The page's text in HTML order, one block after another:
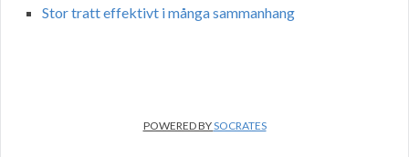
Stor tratt effektivt i många sammanhang
POWERED BYSOCRATES